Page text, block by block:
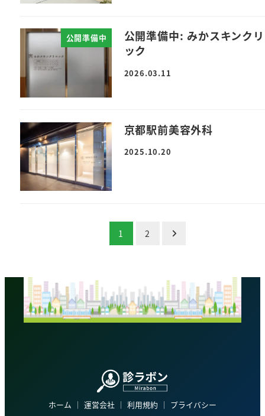
公開準備中
公開準備中: みかスキンク
ック
2026.03.11
京都駅前美容外科
2025.10.20
の
ペ
1 2
ホーム │ 運営会社 │ 利用規約 │ プライバシー